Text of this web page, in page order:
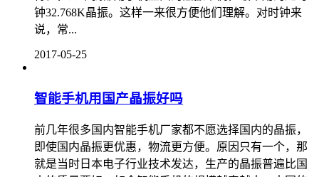
钟32.768K晶振。这样一来很方便他们理解。对时钟来
说，常...
2017-05-25
智能手机用国产晶振好吗
前几年很多国内智能手机厂家都不愿选择国内的晶振，
即使国内晶振更优惠，物流更方便。原因只有一个，那
就是当时日本电子行业技术发达，生产的晶振普遍比国